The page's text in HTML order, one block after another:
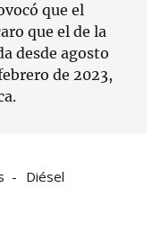
que el
que el de la
desde agosto
de 2023,
Diésel